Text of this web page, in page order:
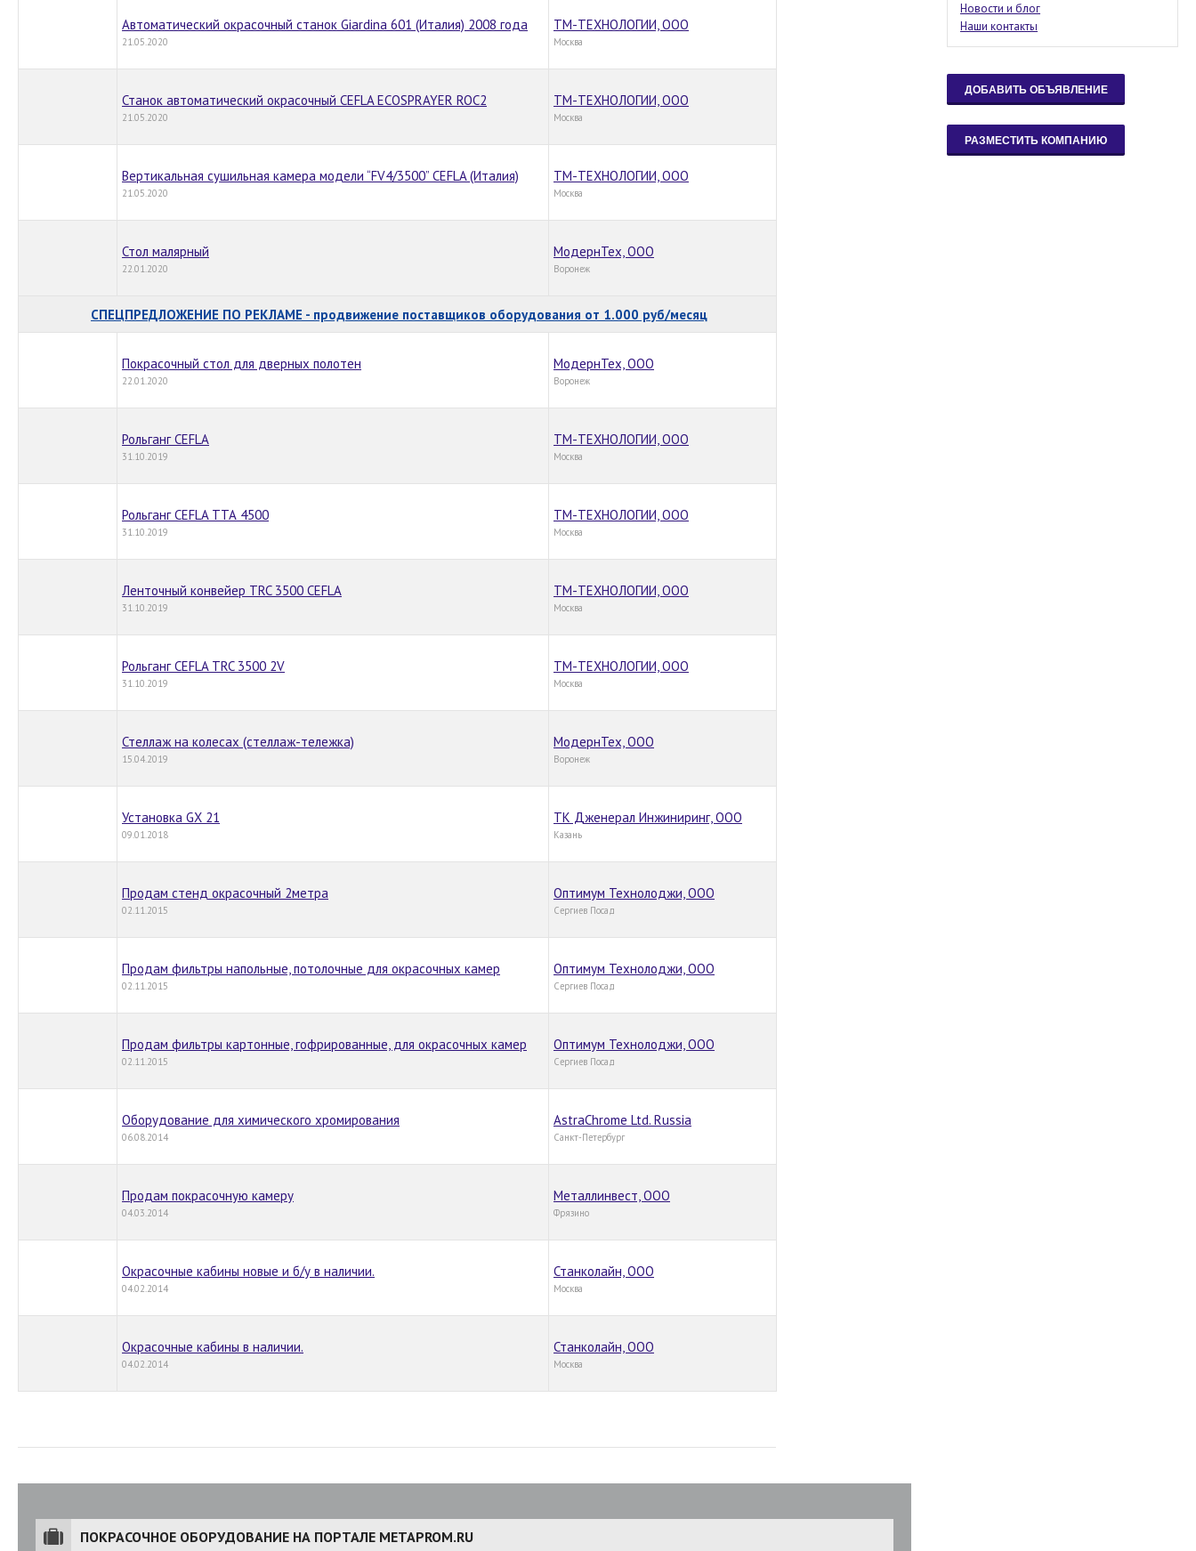
Автоматический окрасочный станок Giardina 601 (Италия) 2008 года
21.05.2020
ТМ-ТЕХНОЛОГИИ, ООО
Москва
Станок автоматический окрасочный CEFLA ECOSPRAYER ROC2
21.05.2020
ТМ-ТЕХНОЛОГИИ, ООО
Москва
Вертикальная сушильная камера модели “FV4/3500” CEFLA (Италия)
21.05.2020
ТМ-ТЕХНОЛОГИИ, ООО
Москва
Стол малярный
22.01.2020
МодернТех, ООО
Воронеж
СПЕЦПРЕДЛОЖЕНИЕ ПО РЕКЛАМЕ - продвижение поставщиков оборудования от 1.000 руб/месяц
Покрасочный стол для дверных полотен
22.01.2020
МодернТех, ООО
Воронеж
Рольганг CEFLA
31.10.2019
ТМ-ТЕХНОЛОГИИ, ООО
Москва
Рольганг CEFLA ТТА 4500
31.10.2019
ТМ-ТЕХНОЛОГИИ, ООО
Москва
Ленточный конвейер TRC 3500 CEFLA
31.10.2019
ТМ-ТЕХНОЛОГИИ, ООО
Москва
Рольганг CEFLA TRC 3500 2V
31.10.2019
ТМ-ТЕХНОЛОГИИ, ООО
Москва
Стеллаж на колесах (стеллаж-тележка)
15.04.2019
МодернТех, ООО
Воронеж
Установка GX 21
09.01.2018
ТК Дженерал Инжиниринг, ООО
Казань
Продам стенд окрасочный 2метра
02.11.2015
Оптимум Технолоджи, ООО
Сергиев Посад
Продам фильтры напольные, потолочные для окрасочных камер
02.11.2015
Оптимум Технолоджи, ООО
Сергиев Посад
Продам фильтры картонные, гофрированные, для окрасочных камер
02.11.2015
Оптимум Технолоджи, ООО
Сергиев Посад
Оборудование для химического хромирования
06.08.2014
AstraChrome Ltd. Russia
Санкт-Петербург
Продам покрасочную камеру
04.03.2014
Металлинвест, ООО
Фрязино
Окрасочные кабины новые и б/у в наличии.
04.02.2014
Станколайн, ООО
Москва
Окрасочные кабины в наличии.
04.02.2014
Станколайн, ООО
Москва
ПОКРАСОЧНОЕ ОБОРУДОВАНИЕ НА ПОРТАЛЕ METAPROM.RU
Новости и блог
Наши контакты